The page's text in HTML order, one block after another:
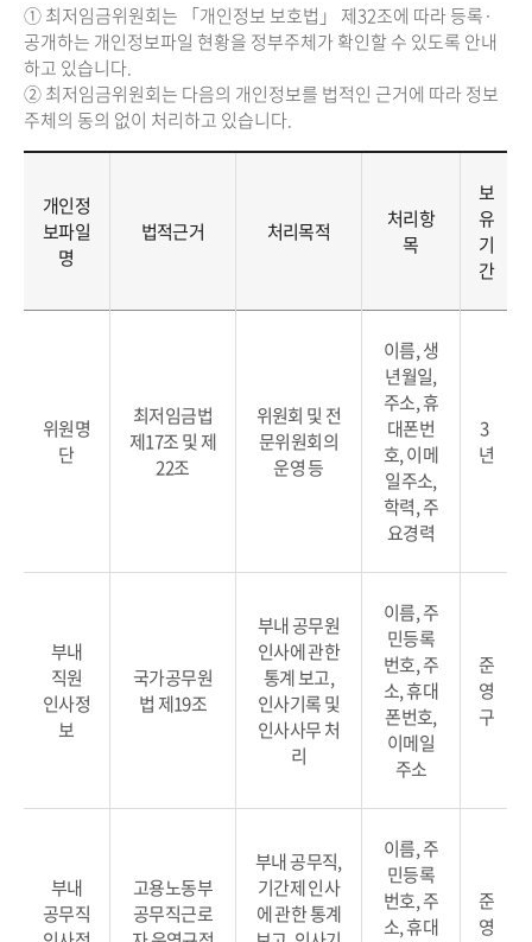
① 최저임금위원회는 「개인정보 보호법」 제32조에 따라 등록·
공개하는 개인정보파일 현황을 정부주체가 확인할 수 있도록 안내
하고 있습니다.
② 최저임금위원회는 다음의 개인정보를 법적인 근거에 따라 정보
주체의 동의 없이 처리하고 있습니다.
개인정
보파일
명
법적근거 처리목적
처리항
목
보
유
기
간
위원명
단
최저임금법
제17조 및 제
22조
위원회 및 전
문위원회의
운영 등
이름, 생
년월일,
주소, 휴
대폰번
호, 이메
일주소,
학력, 주
요경력
3
년
부내
직원
인사정
보
국가공무원
법 제19조
부내 공무원
인사에 관한
통계 보고,
인사기록 및
인사사무 처
리
이름, 주
민등록
번호, 주
소, 휴대
폰번호,
이메일
주소
준
영
구
부내
공무직
고용노동부
공무직근로
부내 공무직,
기간제 인사
에 관한 통계
이름, 주
민등록
번호, 주
소, 휴대
준
영